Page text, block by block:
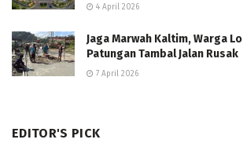
4 April 2026
Jaga Marwah Kaltim, Warga
Patungan Tambal Jalan Rusak
7 April 2026
EDITOR'S PICK